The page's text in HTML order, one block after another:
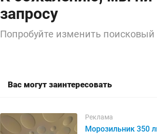
запросу
Попробуйте изменить
Вас могут заинтересовать
Реклама
Морозильник 350